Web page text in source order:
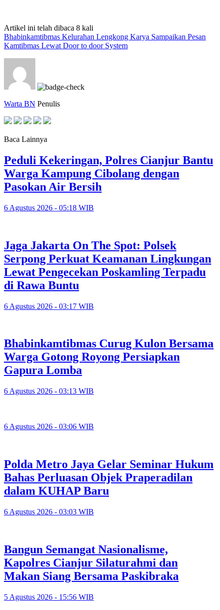
Artikel ini telah dibaca 8 kali
Bhabinkamtibmas Kelurahan Lengkong Karya Sampaikan Pesan
Kamtibmas Lewat Door to door System
Warta BN Penulis
Baca Lainnya
Peduli Kekeringan, Polres Cianjur Bantu
Warga Kampung Cibolang dengan
Pasokan Air Bersih
6 Agustus 2026 - 05:18 WIB
Jaga Jakarta On The Spot: Polsek
Serpong Perkuat Keamanan Lingkungan
Lewat Pengecekan Poskamling Terpadu
di Rawa Buntu
6 Agustus 2026 - 03:17 WIB
Bhabinkamtibmas Curug Kulon Bersama
Warga Gotong Royong Persiapkan
Gapura Lomba
6 Agustus 2026 - 03:13 WIB
6 Agustus 2026 - 03:06 WIB
Polda Metro Jaya Gelar Seminar Hukum
Bahas Perluasan Objek Praperadilan
dalam KUHAP Baru
6 Agustus 2026 - 03:03 WIB
Bangun Semangat Nasionalisme,
Kapolres Cianjur Silaturahmi dan
Makan Siang Bersama Paskibraka
5 Agustus 2026 - 15:56 WIB